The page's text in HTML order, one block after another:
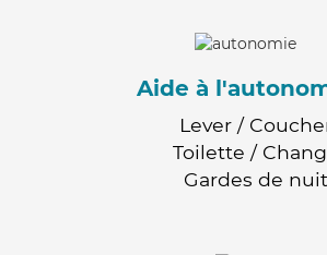
Aide à
Lever /
Toilette /
Gardes de nuit